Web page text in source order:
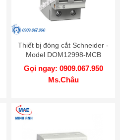
Thiết bị đóng cắt Schneider -
Model DOM12998-MCB
Gọi ngay: 0909.067.950
Ms.Châu